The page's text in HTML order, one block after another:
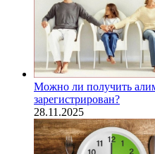
Можно ли получить
зарегистрирован?
28.11.2025